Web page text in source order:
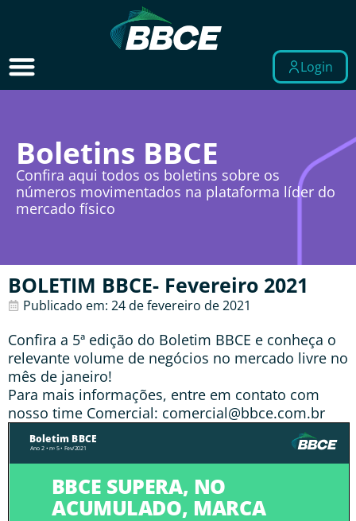
Login
Boletins BBCE
Confira aqui todos os boletins sobre os
números movimentados na plataforma líder do
mercado físico
BOLETIM BBCE- Fevereiro 2021
Publicado em: 24 de fevereiro de 2021
Confira a 5ª edição do Boletim BBCE e conheça o
relevante volume de negócios no mercado livre no
mês de janeiro!
Para mais informações, entre em contato com
nosso time Comercial: comercial@bbce.com.br